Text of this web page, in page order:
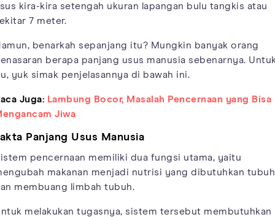
kira-kira setengah ukuran lapangan bulu tangkis atau
7 meter.
benarkah sepanjang itu? Mungkin banyak orang
berapa panjang usus manusia sebenarnya.
yuk simak penjelasannya di bawah ini.
Juga: Lambung Bocor, Masalah Pencernaan yang Bisa
Jiwa
Panjang Usus Manusia
pencernaan memiliki dua fungsi utama, yaitu
makanan menjadi nutrisi yang dibutuhkan tubuh
membuang limbah tubuh.
melakukan tugasnya, sistem tersebut membutuhkan